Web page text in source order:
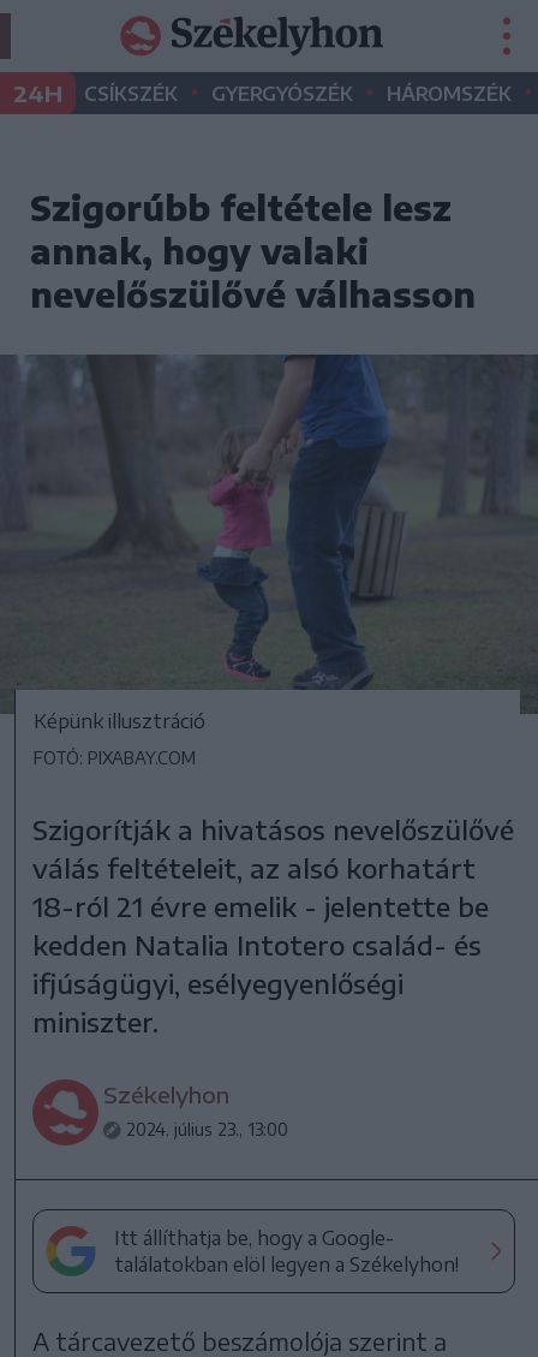
24H CSÍKSZÉK • GYERGYÓSZÉK • HÁROMSZÉK •
Szigorúbb feltétele lesz
annak, hogy valaki
nevelőszülővé válhasson
Képünk illusztráció
FOTÓ: PIXABAY.COM
Szigorítják a hivatásos nevelőszülővé
válás feltételeit, az alsó korhatárt
18-ról 21 évre emelik - jelentette be
kedden Natalia Intotero család- és
ifjúságügyi, esélyegyenlőségi
miniszter.
Székelyhon
2024. július 23., 13:00
Itt állíthatja be, hogy a Google-
találatokban elöl legyen a Székelyhon!
A tárcavezető beszámolója szerint a